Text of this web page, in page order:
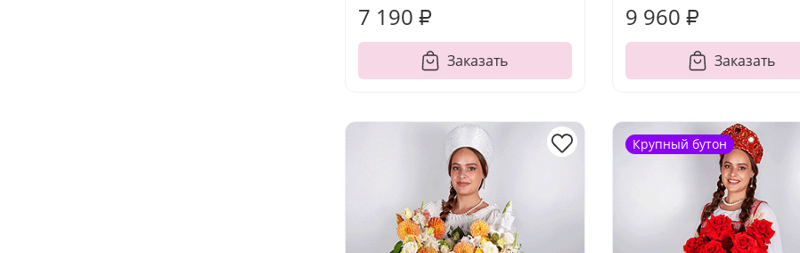
7 190 ₽
Заказать
9 960 ₽
Заказать
Крупный бутон